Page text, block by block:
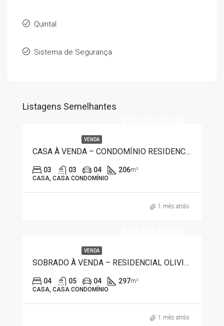
Quintal
Sistema de Segurança
Listagens Semelhantes
VENDA
CASA À VENDA – CONDOMÍNIO RESIDENCIAL OLIVITO 7519
03 03 04 206m²
CASA, CASA CONDOMÍNIO
1 mês atrás
VENDA
SOBRADO À VENDA – RESIDENCIAL OLIVITO 1323
04 05 04 297m²
CASA, CASA CONDOMÍNIO
1 mês atrás